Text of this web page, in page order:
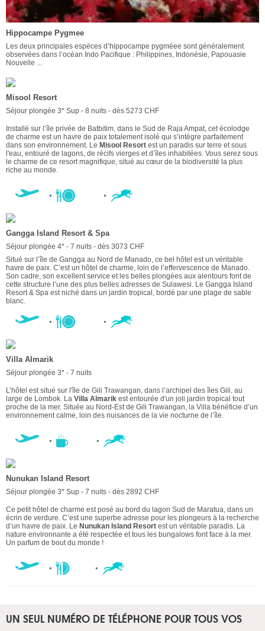
Hippocampe Pygmee
Les deux principales espèces d’hippocampe pygméee sont généralement
observées dans l’océan Indo Pacifique : Philippines, Indonésie, Papouasie
Nouvelle ...
Misool Resort
Séjour plongée 3* Sup - 8 nuits - dès 5273 CHF
Installé sur l’île privée de Batbitim, dans le Sud de Raja Ampat, cet écolodge
de charme est un havre de paix totalement isolé qui s’intègre parfaitement
dans son environnement. Le Misool Resort est un paradis sur terre et sous
l'eau, entouré de lagons, de récifs vierges et d’îles inhabitées. Vous serez sous
le charme de ce resort magnifique, situé au cœur de la biodiversité la plus
riche au monde.
Gangga Island Resort & Spa
Séjour plongée 4* - 7 nuits - dès 3073 CHF
Situé sur l’île de Gangga au Nord de Manado, ce bel hôtel est un véritable
havre de paix. C’est un hôtel de charme, loin de l’effervescence de Manado.
Son cadre, son excellent service et les belles plongées aux alentours font de
cette structure l’une des plus belles adresses de Sulawesi. Le Gangga Island
Resort & Spa est niché dans un jardin tropical, bordé par une plage de sable
blanc.
Villa Almarik
Séjour plongée 3* - 7 nuits
L’hôtel est situé sur l'île de Gili Trawangan, dans l’archipel des îles Gili, au
large de Lombok. La Villa Almarik est entourée d'un joli jardin tropical tout
proche de la mer. Située au Nord-Est de Gili Trawangan, la Villa bénéficie d’un
environnement calme, loin des nuisances de la vie nocturne de l’île.
Nunukan Island Resort
Séjour plongée 3* Sup - 7 nuits - dès 2892 CHF
Ce petit hôtel de charme est posé au bord du lagon Sud de Maratua, dans un
écrin de verdure. C’est une superbe adresse pour les plongeurs à la recherche
d’un havre de paix. Le Nunukan Island Resort est un véritable paradis. La
nature environnante a été respectée et tous les bungalows font face à la mer.
Un parfum de bout du monde !
UN SEUL NUMÉRO DE TÉLÉPHONE POUR TOUS VOS